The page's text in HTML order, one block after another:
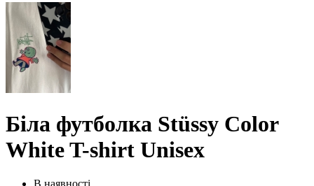
Біла футболка Stüssy Color
White T-shirt Unisex